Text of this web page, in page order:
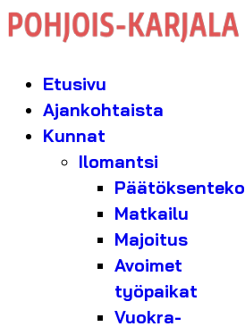
Etusivu
Ajankohtaista
Kunnat
Ilomantsi
Päätöksenteko
Matkailu
Majoitus
Avoimet
työpaikat
Vuokra-